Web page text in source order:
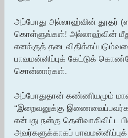
அப்போது அல்லாஹ்வின் தூதர்
கொள்ளுங்கள்! அல்லாஹ்வின்
எனக்குத்
பாவமன்னிப்புக் கேட்டுக்
சொன்னார்கள்.
அப்போதுதான் கண்ணியமும்
“இறைவனுக்கு
என்பது நன்கு தெளிவாகிவிட்ட
அவர்களுக்காகப்